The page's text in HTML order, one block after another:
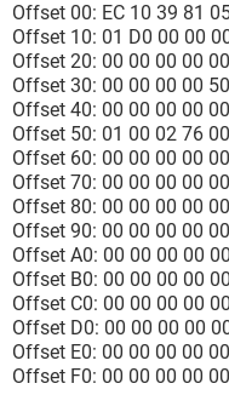
Offset 00: EC 10 39 81
Offset 10: 01 D0 00 00
Offset 20: 00 00 00 00
Offset 30: 00 00 00 00
Offset 40: 00 00 00 00
Offset 50: 01 00 02 76
Offset 60: 00 00 00 00
Offset 70: 00 00 00 00
Offset 80: 00 00 00 00
Offset 90: 00 00 00 00
Offset A0: 00 00 00 00
Offset B0: 00 00 00 00
Offset C0: 00 00 00 00
Offset D0: 00 00 00 00
Offset E0: 00 00 00 00
Offset F0: 00 00 00 00